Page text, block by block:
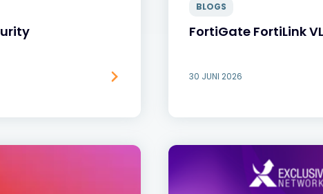
BLOGS
FortiGate FortiLink
30 JUNI 2026